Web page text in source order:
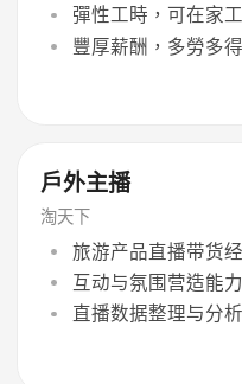
彈性工時，可在家
豐厚薪酬，多勞多得
戶外主播
淘天下
旅游产品直播带货
互动与氛围营造能力
直播数据整理与分析